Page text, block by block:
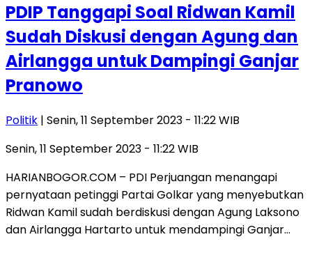
PDIP Tanggapi Soal Ridwan Kamil
Sudah Diskusi dengan Agung dan
Airlangga untuk Dampingi Ganjar
Pranowo
Politik | Senin, 11 September 2023 - 11:22 WIB
Senin, 11 September 2023 - 11:22 WIB
HARIANBOGOR.COM – PDI Perjuangan menangapi
pernyataan petinggi Partai Golkar yang menyebutkan
Ridwan Kamil sudah berdiskusi dengan Agung Laksono
dan Airlangga Hartarto untuk mendampingi Ganjar…